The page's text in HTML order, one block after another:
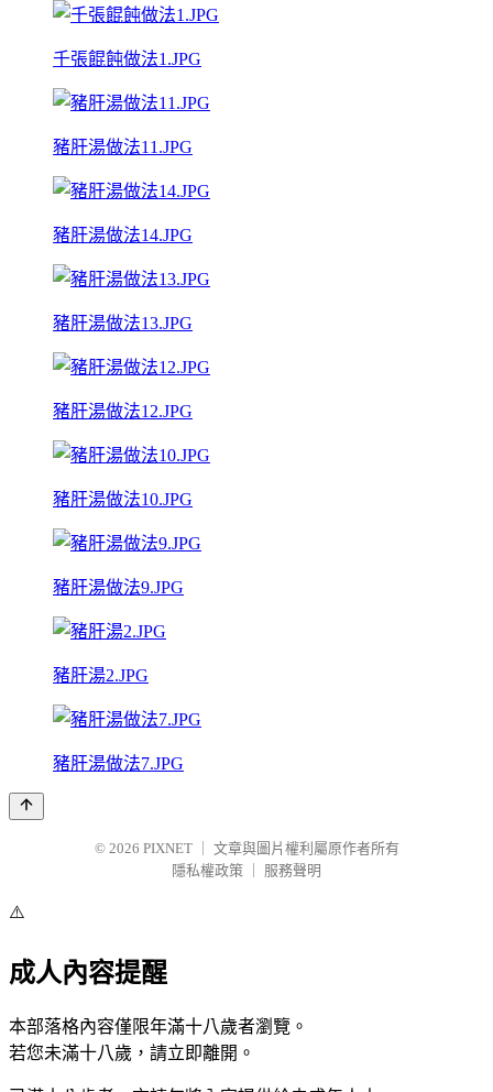
千張餛飩做法1.JPG
豬肝湯做法11.JPG
豬肝湯做法14.JPG
豬肝湯做法13.JPG
豬肝湯做法12.JPG
豬肝湯做法10.JPG
豬肝湯做法9.JPG
豬肝湯2.JPG
豬肝湯做法7.JPG
© 2026 PIXNET
文章與圖片權利屬原作者所有
隱私權政策
服務聲明
⚠️
成人內容提醒
本部落格內容僅限年滿十八歲者瀏覽。
若您未滿十八歲，請立即離開。